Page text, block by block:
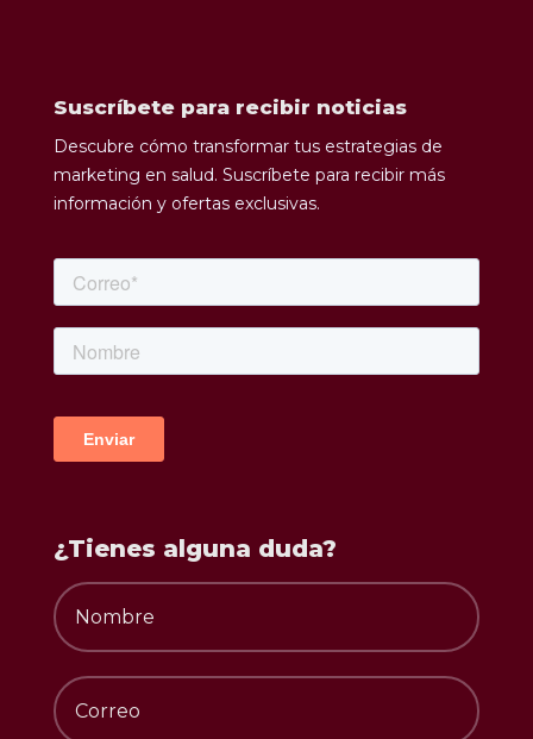
Suscríbete para recibir noticias
Descubre cómo transformar tus estrategias de
marketing en salud. Suscríbete para recibir más
información y ofertas exclusivas.
¿Tienes alguna duda?